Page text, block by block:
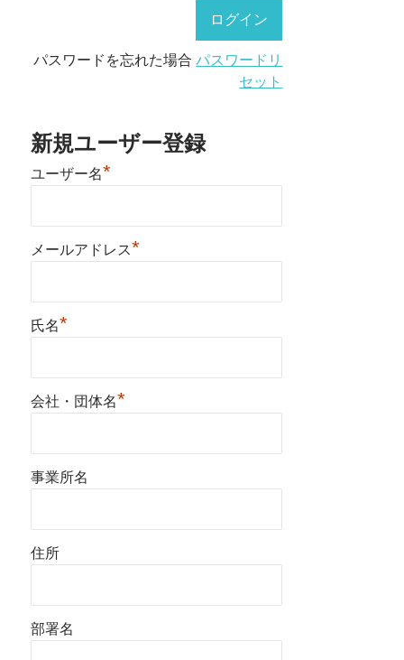
パスワードを忘れた場合パスワードリ
セット
新規ユーザー登録
ユーザー名*
メールアドレス*
氏名*
会社・団体名*
事業所名
住所
部署名